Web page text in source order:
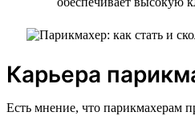
Карьера
Есть мнение, что парикмахерам